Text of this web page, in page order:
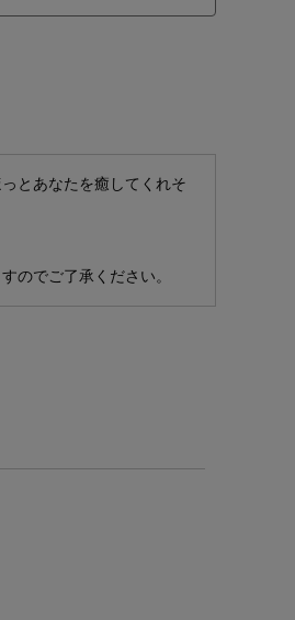
とあなたを癒してくれそ
のでご了承ください。